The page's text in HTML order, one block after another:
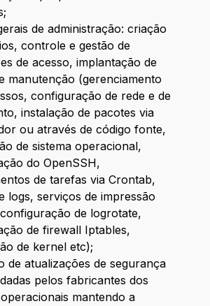
de administração: criação
controle e gestão de
de acesso, implantação de
manutenção (gerenciamento
configuração de rede e de
instalação de pacotes via
ou através de código fonte,
de sistema operacional,
do OpenSSH,
de tarefas via Crontab,
logs, serviços de impressão
de logrotate,
de firewall Iptables,
de kernel etc);
de atualizações de segurança
pelos fabricantes dos
mantendo a